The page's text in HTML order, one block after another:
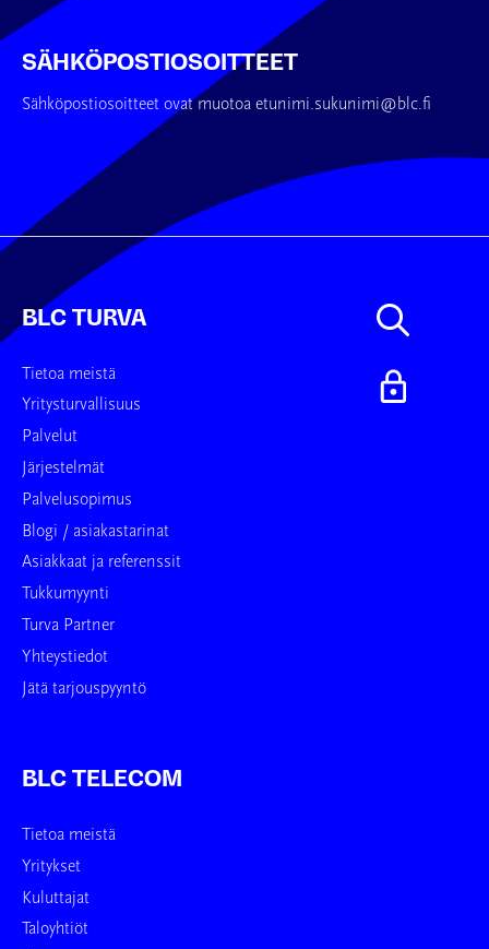
SÄHKÖPOSTIOSOITTEET
Sähköpostiosoitteet ovat muotoa etunimi.sukunimi@blc.fi
BLC TURVA
Tietoa meistä
Yritysturvallisuus
Palvelut
Järjestelmät
Palvelusopimus
Blogi / asiakastarinat
Asiakkaat ja referenssit
Tukkumyynti
Turva Partner
Yhteystiedot
Jätä tarjouspyyntö
BLC TELECOM
Tietoa meistä
Yritykset
Kuluttajat
Taloyhtiöt